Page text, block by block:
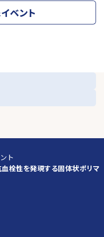
ベント
ト
栓性を発現する固体状ポリマ